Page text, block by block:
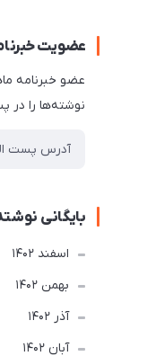
عضویت
عضو خبرنامه
نوشته‌ها را در
بایگانی
اسفند 1402
بهمن 1402
آذر 1402
آبان 1402